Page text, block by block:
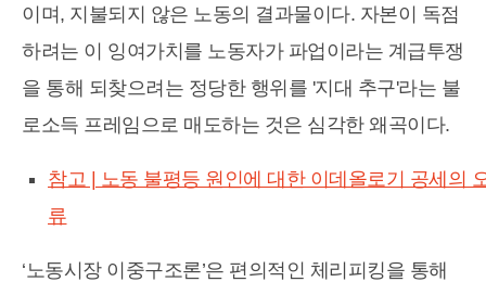
이며, 지불되지 않은 노동의 결과물이다. 자본이 독점
하려는 이 잉여가치를 노동자가 파업이라는 계급투쟁
을 통해 되찾으려는 정당한 행위를 '지대 추구'라는 불
로소득 프레임으로 매도하는 것은 심각한 왜곡이다.
참고 | 노동 불평등 원인에 대한 이데올로기 공세의
류
‘노동시장 이중구조론’은 편의적인 체리피킹을 통해